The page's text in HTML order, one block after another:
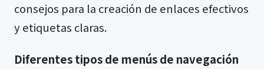
consejos para la creación de enlaces efectivos
y etiquetas claras.
Diferentes tipos de menús de navegación